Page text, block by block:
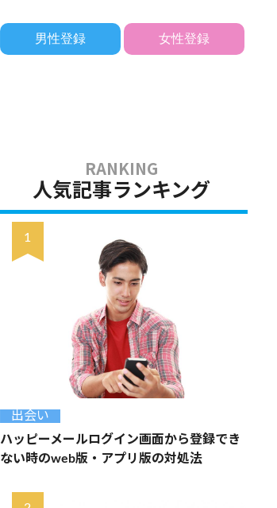
男性登録 女性登録
人気記事ランキング
出会い
ハッピーメールログイン画面から登録でき
ない時のweb版・アプリ版の対処法